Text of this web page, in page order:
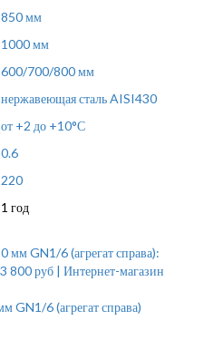
850 мм
1000 мм
600/700/800 мм
нержавеющая сталь AISI430
от +2 до +10°С
0.6
220
1 год
GN1/6 (агрегат справа)